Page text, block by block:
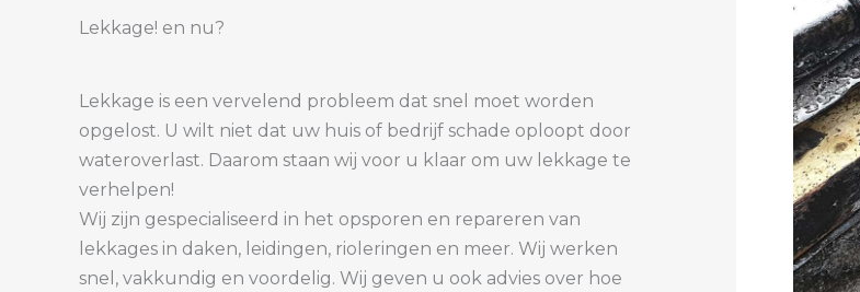
Lekkage! en nu?
Lekkage is een vervelend probleem dat snel moet worden
opgelost. U wilt niet dat uw huis of bedrijf schade oploopt door
wateroverlast. Daarom staan wij voor u klaar om uw lekkage te
verhelpen!
Wij zijn gespecialiseerd in het opsporen en repareren van
lekkages in daken, leidingen, rioleringen en meer. Wij werken
snel, vakkundig en voordelig. Wij geven u ook advies over hoe